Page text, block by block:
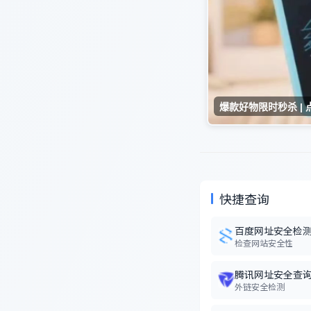
快捷查询
百度网址安全检
检查网站安全性
腾讯网址安全查
外链安全检测